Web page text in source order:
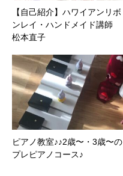
【自己紹介】ハワイアンリボ
ンレイ・ハンドメイド講師
松本直子
ピアノ教室♪♪2歳〜・3歳〜の
プレピアノコース♪